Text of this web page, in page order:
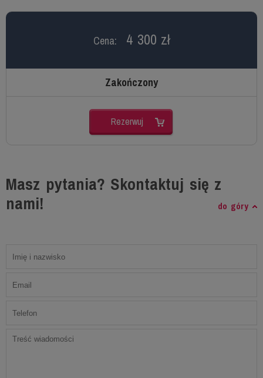
Cena: 4 300 zł
Zakończony
Rezerwuj
Masz pytania? Skontaktuj się z
nami!
do góry